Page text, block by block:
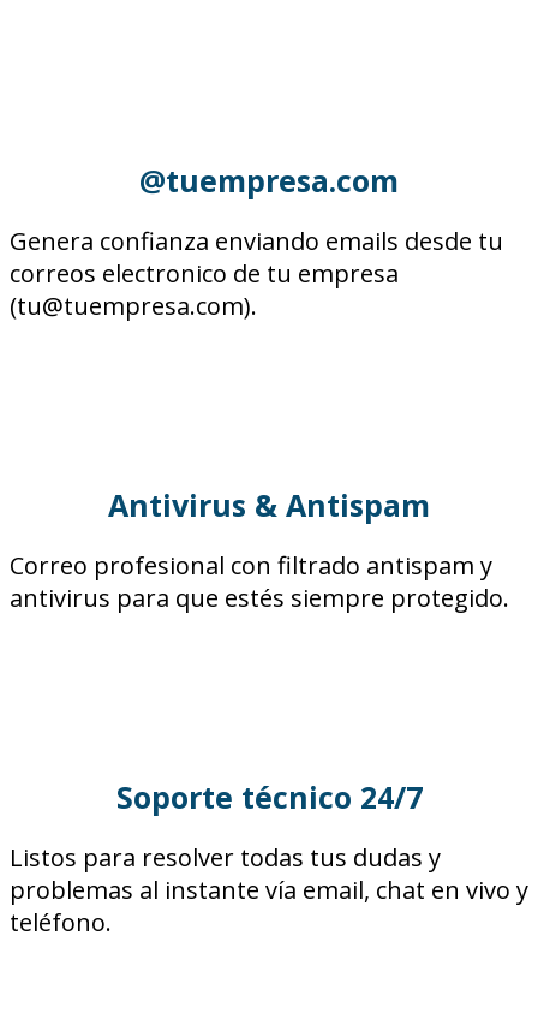
@tuempresa.com
Genera confianza enviando emails desde tu
correos electronico de tu empresa
(tu@tuempresa.com).
Antivirus & Antispam
Correo profesional con filtrado antispam y
antivirus para que estés siempre protegido.
Soporte técnico 24/7
Listos para resolver todas tus dudas y
problemas al instante vía email, chat en vivo y
teléfono.